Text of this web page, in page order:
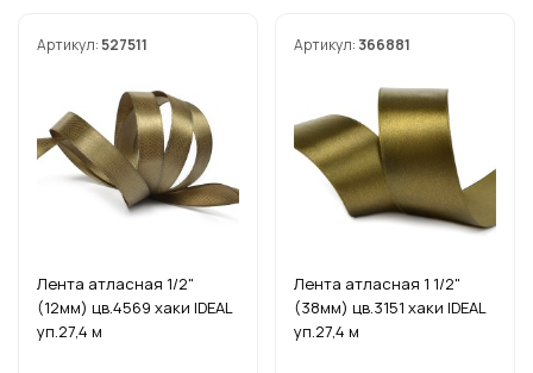
Артикул: 527511
Лента атласная 1/2"
(12мм) цв.4569 хаки IDEAL
уп.27,4 м
Артикул: 366881
Лента атласная 1 1/2"
(38мм) цв.3151 хаки IDEAL
уп.27,4 м